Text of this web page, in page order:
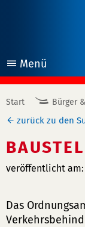
Menü
öffnen
Start Bürger
zurück zu den
veröffentlicht am:
Das